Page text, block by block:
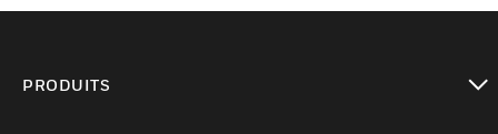
PRODUITS